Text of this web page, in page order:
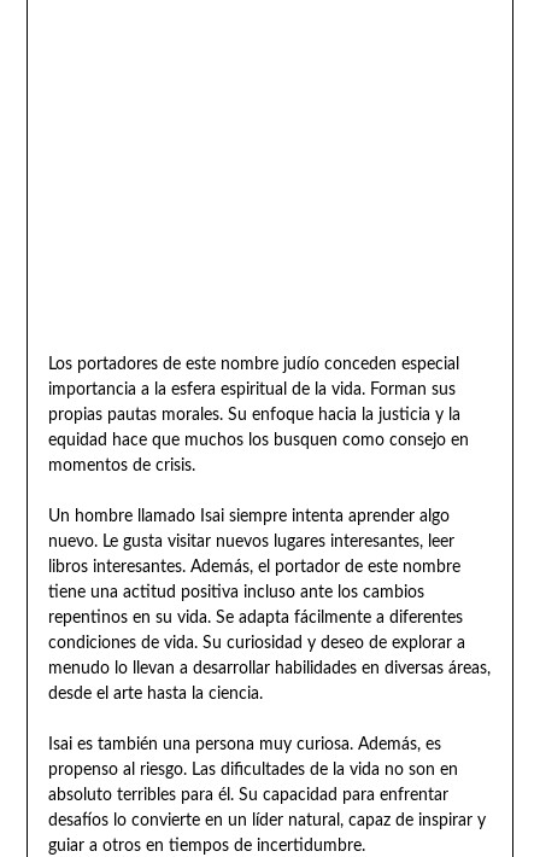
Los portadores de este nombre judío conceden especial
importancia a la esfera espiritual de la vida. Forman sus
propias pautas morales. Su enfoque hacia la justicia y la
equidad hace que muchos los busquen como consejo en
momentos de crisis.
Un hombre llamado Isai siempre intenta aprender algo
nuevo. Le gusta visitar nuevos lugares interesantes, leer
libros interesantes. Además, el portador de este nombre
tiene una actitud positiva incluso ante los cambios
repentinos en su vida. Se adapta fácilmente a diferentes
condiciones de vida. Su curiosidad y deseo de explorar a
menudo lo llevan a desarrollar habilidades en diversas áreas,
desde el arte hasta la ciencia.
Isai es también una persona muy curiosa. Además, es
propenso al riesgo. Las dificultades de la vida no son en
absoluto terribles para él. Su capacidad para enfrentar
desafíos lo convierte en un líder natural, capaz de inspirar y
guiar a otros en tiempos de incertidumbre.